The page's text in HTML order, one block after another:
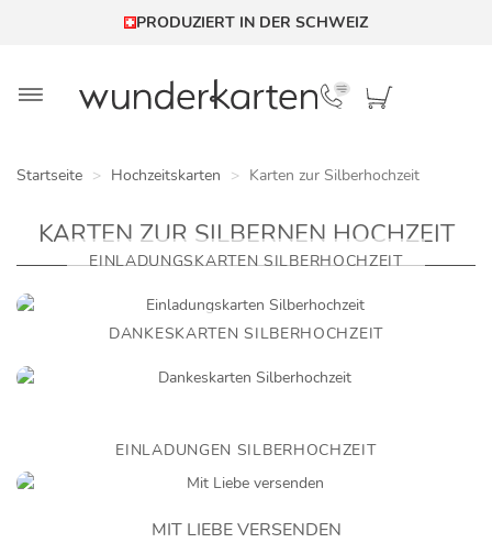
PRODUZIERT IN DER SCHWEIZ
Startseite Hochzeitskarten Karten zur Silberhochzeit
KARTEN ZUR SILBERNEN HOCHZEIT
EINLADUNGSKARTEN SILBERHOCHZEIT
DANKESKARTEN SILBERHOCHZEIT
EINLADUNGEN SILBERHOCHZEIT
MIT LIEBE VERSENDEN